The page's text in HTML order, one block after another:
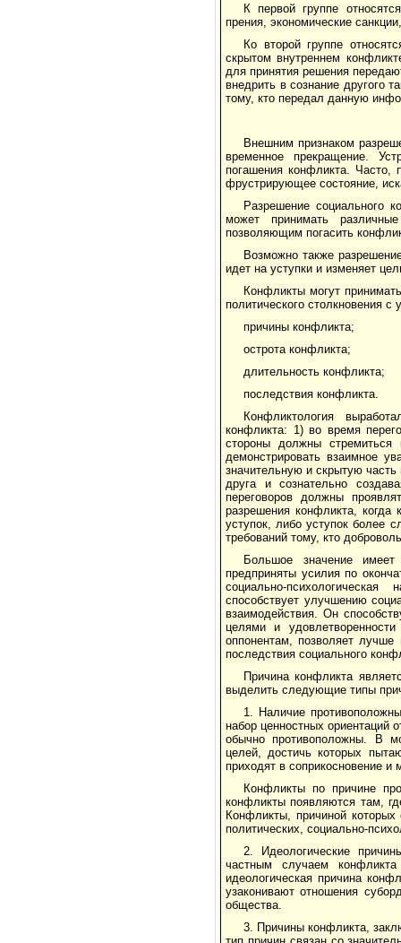
К первой группе
прения, экономические
Ко второй группе
скрытом внутреннем
для принятия решения
внедрить в сознание другого
тому, кто передал данную
Внешним признаком
временное прекращение.
погашения конфликта. Часто,
фрустрирующее состояние,
Разрешение социального
может принимать
позволяющим погасить
Возможно также
идет на уступки и изменяет
Конфликты могут
политического столкновения
причины конфликта;
острота конфликта;
длительность конфликта;
последствия конфликта.
Конфликтология
конфликта: 1) во время
стороны должны стремиться
демонстрировать взаимное
значительную и скрытую часть
друга и сознательно
переговоров должны
разрешения конфликта,
уступок, либо уступок более
требований тому, кто
Большое значение
предприняты усилия по
социально-
способствует улучшению
взаимодействия. Он
целями и
оппонентам, позволяет
последствия социального
Причина конфликта
выделить следующие типы
1. Наличие
набор ценностных ориентаций
обычно противоположны. В
целей, достичь которых
приходят в соприкосновение и
Конфликты по причине
конфликты появляются там,
Конфликты, причиной
политических, социально-
2. Идеологические
частным случаем
идеологическая причина
узаконивают отношения
общества.
3. Причины конфликта,